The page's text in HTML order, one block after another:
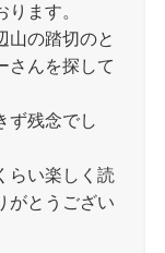
ます。
山の踏切のと
さんを探して
ず残念でし
らい楽しく読
がとうござい